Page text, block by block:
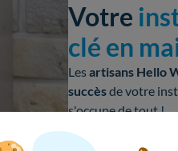
Votre
clé en
Lesartisans Hello
succèsde votre
s'occupe de tout !